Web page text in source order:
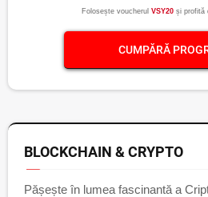
Folosește voucherul VSY20și profită
CUMPĂRĂ
BLOCKCHAIN & CRYPTO
Pășește în lumea fascinantă a